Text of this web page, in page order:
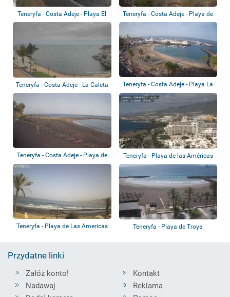
Teneryfa - Costa Adeje - Playa El
Beril
Teneryfa - Costa Adeje - Playa de
Torvis...
Teneryfa - Costa Adeje - La Caleta
Teneryfa - Costa Adeje - Playa La
Pinta
Teneryfa - Costa Adeje - Playa de
El Bob...
Teneryfa - Playa de las Américas
Teneryfa - Playa de Las Americas Teneryfa - Playa de Troya
Przydatne linki
Załóż konto!
Nadawaj
Kontakt
Reklama